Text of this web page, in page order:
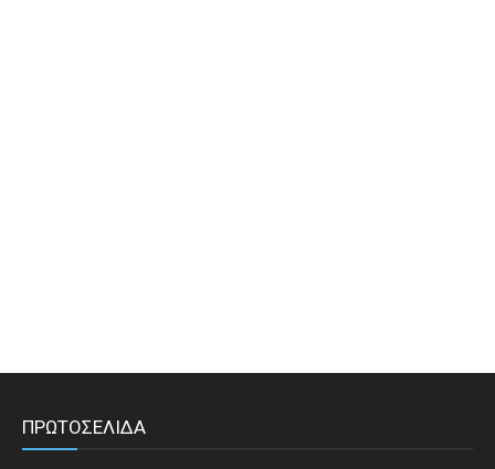
ΠΡΩΤΟΣΕΛΙΔΑ